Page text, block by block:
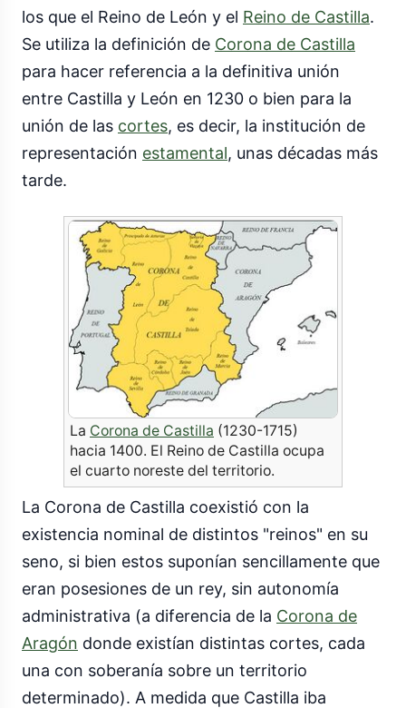
los que el Reino de León y el Reino de Castilla.
Se utiliza la definición de Corona de Castilla
para hacer referencia a la definitiva unión
entre Castilla y León en 1230 o bien para la
unión de las cortes, es decir, la institución de
representación estamental, unas décadas más
tarde.
La Corona de Castilla (1230-1715)
hacia 1400. El Reino de Castilla ocupa
el cuarto noreste del territorio.
La Corona de Castilla coexistió con la
existencia nominal de distintos "reinos" en su
seno, si bien estos suponían sencillamente que
eran posesiones de un rey, sin autonomía
administrativa (a diferencia de la Corona de
Aragón donde existían distintas cortes, cada
una con soberanía sobre un territorio
determinado). A medida que Castilla iba